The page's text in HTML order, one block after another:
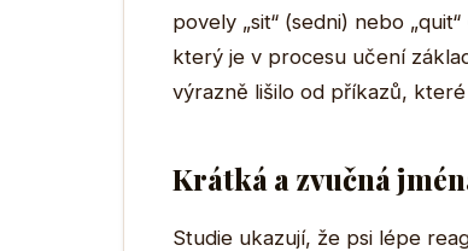
povely „sit“ (sedni) nebo
který je v procesu učení
výrazně lišilo od příkazů,
Krátká a zvučná
Studie ukazují, že psi lépe